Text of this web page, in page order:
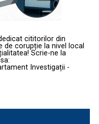
cititorilor din
de corupție la nivel local
Scrie-ne la
Investigații -